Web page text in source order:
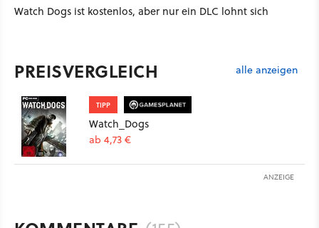
Watch Dogs ist kostenlos, aber nur ein DLC lohnt sich
PREISVERGLEICH alle anzeigen
TIPP
Watch_Dogs
ab 4,73 €
ANZEIGE